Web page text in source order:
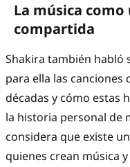
La música
compartida
Shakira también habló
para ella las
décadas y cómo estas
la historia personal de
considera que existe
quienes crean música